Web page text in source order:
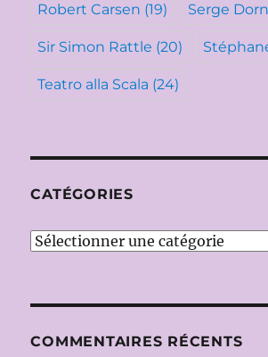
Robert Carsen (19) Serge
Sir Simon Rattle (20)
Teatro alla Scala (24)
CATÉGORIES
Catégories
COMMENTAIRES RÉCENTS